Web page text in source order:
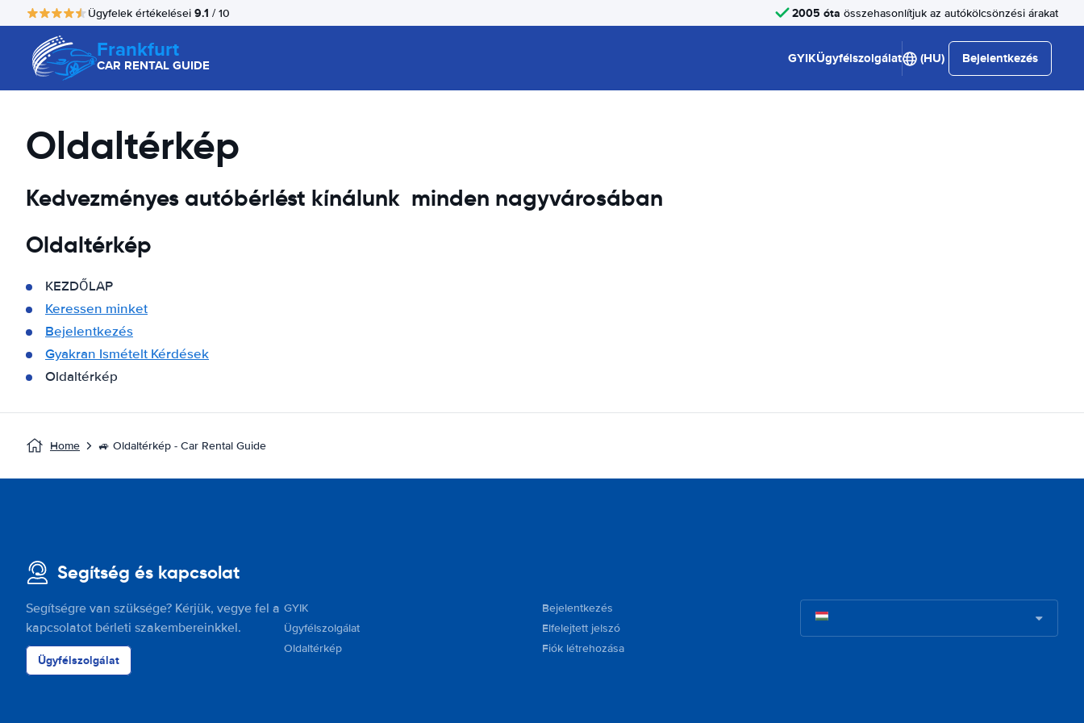
Ügyfelek értékelései 9.1 / 10 2005 óta összehasonlítjuk az autókölcsönzési árakat
Frankfurt
CAR RENTAL GUIDE GYIKÜgyfélszolgálat (HU) Bejelentkezés
Oldaltérkép
Kedvezményes autóbérlést kínálunk minden nagyvárosában
Oldaltérkép
KEZDŐLAP
Keressen minket
Bejelentkezés
Gyakran Ismételt Kérdések
Oldaltérkép
Home 🚙 Oldaltérkép - Car Rental Guide
Segítség és kapcsolat
Segítségre van szüksége? Kérjük, vegye fel a
kapcsolatot bérleti szakembereinkkel.
Ügyfélszolgálat
GYIK
Ügyfélszolgálat
Oldaltérkép
Bejelentkezés
Elfelejtett jelszó
Fiók létrehozása